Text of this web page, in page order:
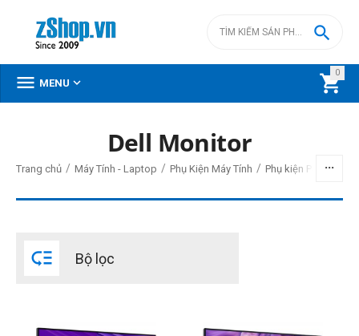
0


 MENU 
19.5 inch
Dell Monitor
Trang chủ / Máy Tính - Laptop / Phụ Kiện Máy Tính / Phụ kiện PC - Laptop
 Bộ lọc